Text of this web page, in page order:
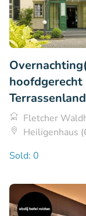
hoofdgerecht
Terrassenland
Fletcher
Heiligenhaus
Sold: 0